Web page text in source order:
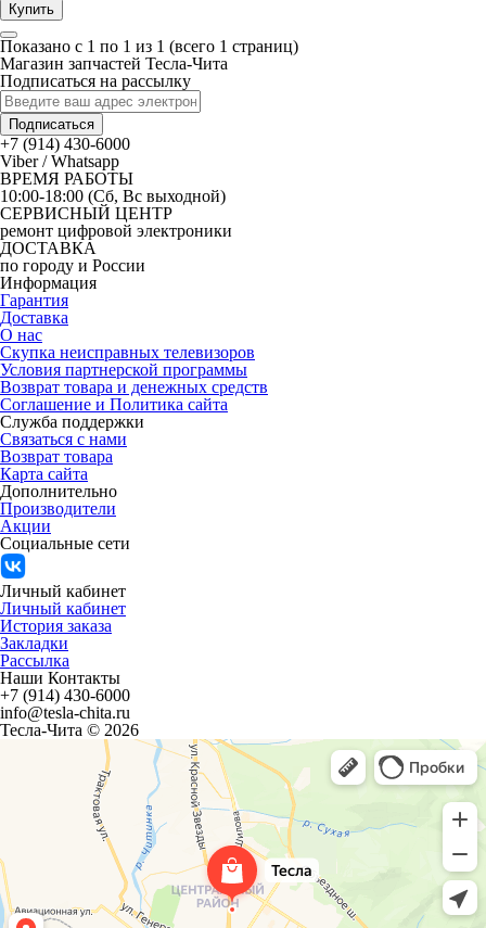
Купить
Показано с 1 по 1 из 1 (всего 1 страниц)
Магазин запчастей Тесла-Чита
Подписаться на рассылку
Подписаться
+7 (914) 430-6000
Viber / Whatsapp
ВРЕМЯ РАБОТЫ
10:00-18:00 (Сб, Вс выходной)
СЕРВИСНЫЙ ЦЕНТР
ремонт цифровой электроники
ДОСТАВКА
по городу и России
Информация
Гарантия
Доставка
О нас
Скупка неисправных телевизоров
Условия партнерской программы
Возврат товара и денежных средств
Соглашение и Политика сайта
Служба поддержки
Связаться с нами
Возврат товара
Карта сайта
Дополнительно
Производители
Акции
Социальные сети
Личный кабинет
Личный кабинет
История заказа
Закладки
Рассылка
Наши Контакты
+7 (914) 430-6000
info@tesla-chita.ru
Тесла-Чита © 2026